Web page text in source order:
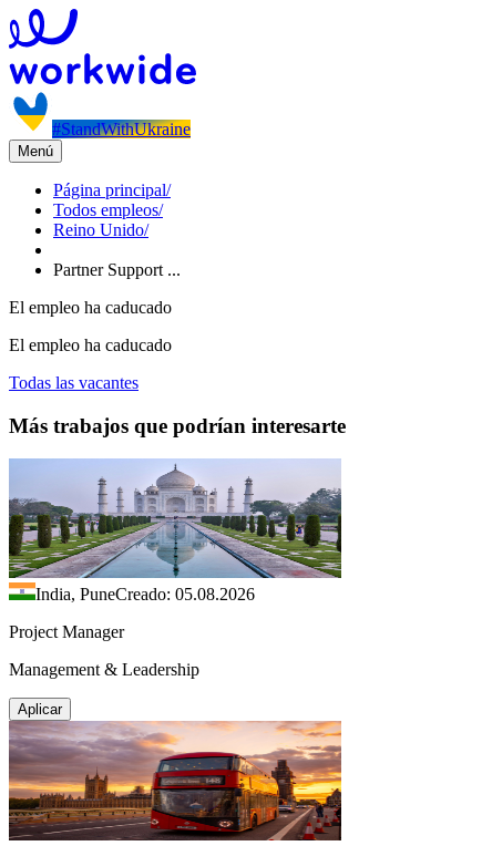
#StandWithUkraine
Menú
Página principal/
Todos empleos/
Reino Unido/
Partner Support ...
El empleo ha caducado
El empleo ha caducado
Todas las vacantes
Más trabajos que podrían interesarte
India, PuneCreado: 05.08.2026
Project Manager
Management & Leadership
Aplicar